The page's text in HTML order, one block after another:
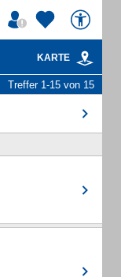
KARTE
Treffer 1-15 von 15